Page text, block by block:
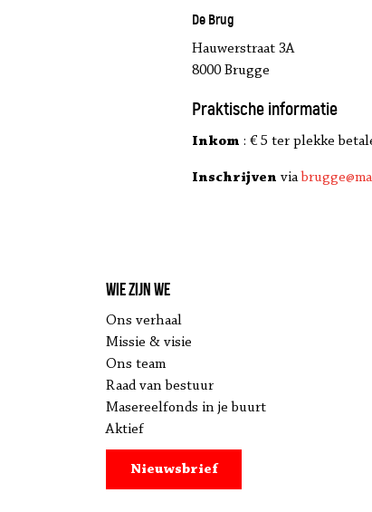
De Brug
Hauwerstraat 3A
8000 Brugge
Praktische informatie
Inkom : € 5 ter plekke
Inschrijven via
Wie zijn we
Ons verhaal
Missie & visie
Ons team
Raad van bestuur
Masereelfonds in je buurt
Aktief
Nieuwsbrief